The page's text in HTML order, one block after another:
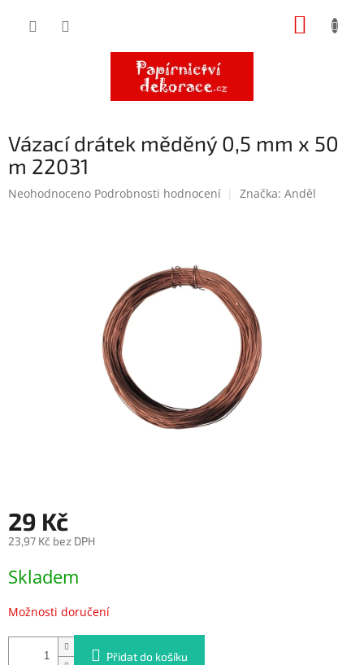
Vázací drátek měděný 0,5 mm x 50
m 22031
Průměrné
Neohodnoceno Podrobnosti hodnocení Značka: Anděl
29 Kč
23,97 Kč bez DPH
cena:
Skladem
Možnosti doručení
Přidat do košíku